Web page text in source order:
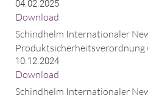
04.02.2025
Download
Schindhelm Internationaler
Produktsicherheitsverordnung
10.12.2024
Download
Schindhelm Internationaler